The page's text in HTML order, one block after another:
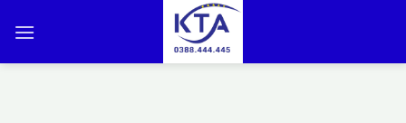
qua